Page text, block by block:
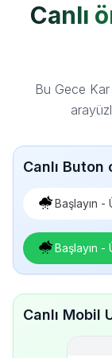
Canlı
Bu Gece
Canlı
Başlayın -
Başlayın -
Canlı Mobil